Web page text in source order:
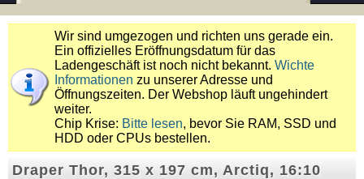
Wir sind umgezogen und richten uns gerade ein.
Ein offizielles Eröffnungsdatum für das
Ladengeschäft ist noch nicht bekannt. Wichte
Informationen zu unserer Adresse und
Öffnungszeiten. Der Webshop läuft ungehindert
weiter.
Chip Krise: Bitte lesen, bevor Sie RAM, SSD und
HDD oder CPUs bestellen.
Draper Thor, 315 x 197 cm, Arctiq, 16:10